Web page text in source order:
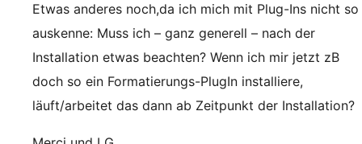
Etwas anderes noch,da ich mich mit Plug-Ins nicht so
auskenne: Muss ich – ganz generell – nach der
Installation etwas beachten? Wenn ich mir jetzt zB
doch so ein Formatierungs-PlugIn installiere,
läuft/arbeitet das dann ab Zeitpunkt der Installation?